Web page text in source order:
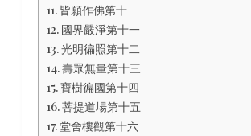
皆願作佛第十
國界嚴淨第十一
光明徧照第十二
壽眾無量第十三
寶樹徧國第十四
菩提道場第十五
堂舍樓觀第十六